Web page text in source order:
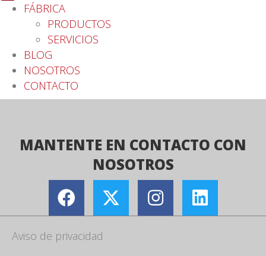
FÁBRICA
PRODUCTOS
SERVICIOS
BLOG
NOSOTROS
CONTACTO
MANTENTE EN CONTACTO CON
NOSOTROS
Aviso de privacidad